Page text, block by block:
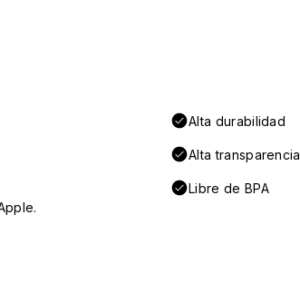
Alta durabilidad
Alta transparencia
Libre de BPA